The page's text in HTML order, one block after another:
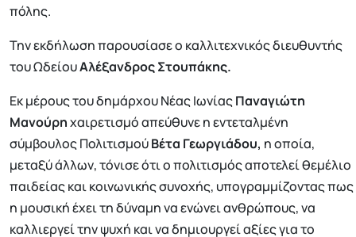
πόλης.
Την εκδήλωση παρουσίασε ο καλλιτεχνικός διευθυντής
του ΩδείουΑλέξανδρος Στουπάκης.
Εκ μέρους του δημάρχου Νέας ΙωνίαςΠαναγιώτη
Μανούρηχαιρετισμό απεύθυνε η εντεταλμένη
σύμβουλος ΠολιτισμούΒέτα Γεωργιάδου, η οποία,
μεταξύ άλλων, τόνισε ότι ο πολιτισμός αποτελεί θεμέλιο
παιδείας και κοινωνικής συνοχής, υπογραμμίζοντας πως
η μουσική έχει τη δύναμη να ενώνει ανθρώπους, να
καλλιεργεί την ψυχή και να δημιουργεί αξίες για το